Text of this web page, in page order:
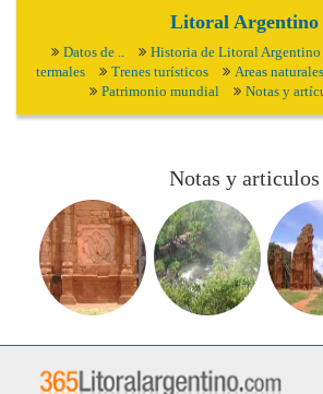
Litoral Argentino
Datos de .. Historia de Litoral Argentino
termales
Trenes turísticos
Areas
Patrimonio mundial
Notas y
Notas y articulos